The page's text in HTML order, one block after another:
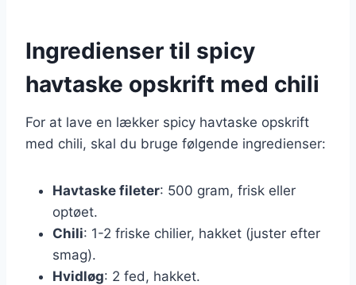
Ingredienser til spicy
havtaske opskrift med chili
For at lave en lækker spicy havtaske opskrift
med chili, skal du bruge følgende ingredienser:
Havtaske fileter: 500 gram, frisk eller
optøet.
Chili: 1-2 friske chilier, hakket (juster efter
smag).
Hvidløg: 2 fed, hakket.